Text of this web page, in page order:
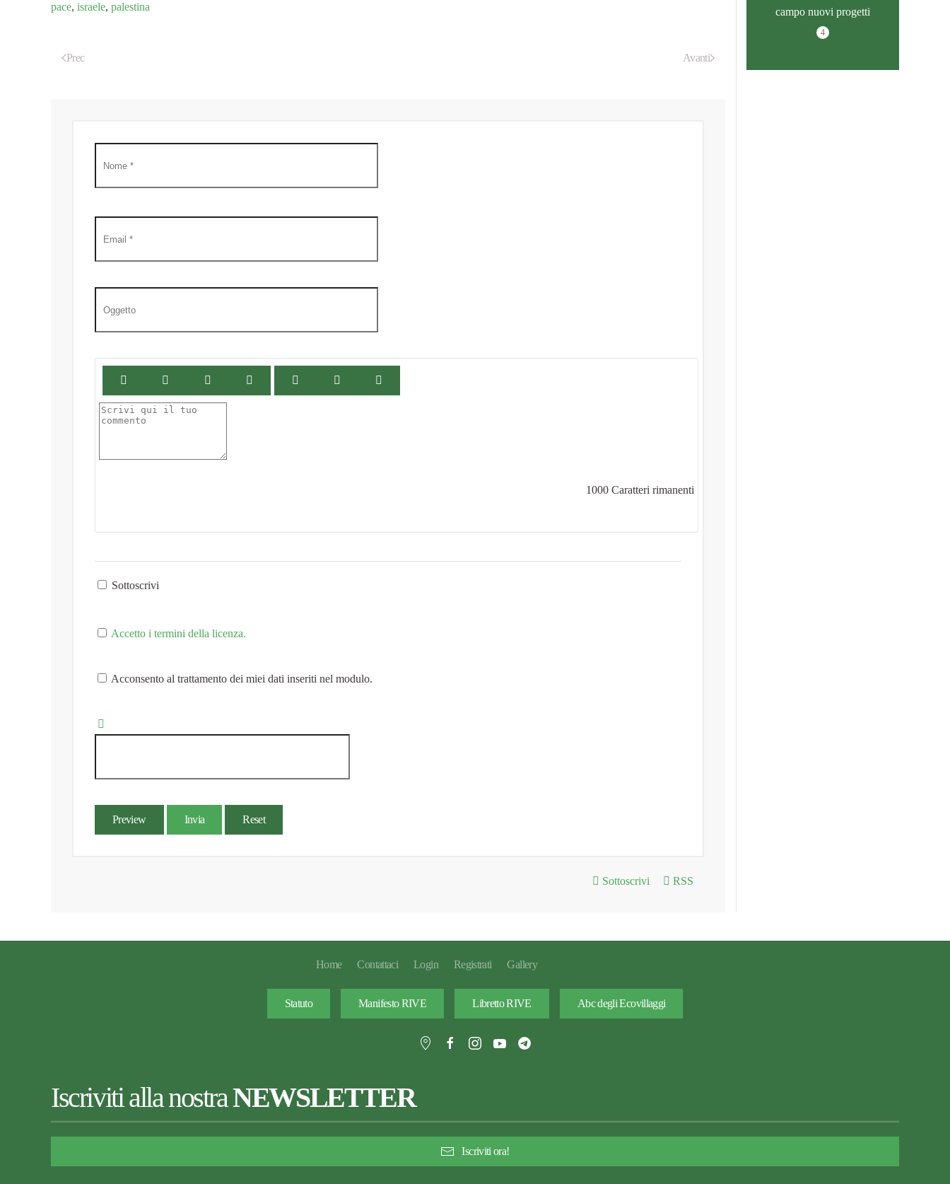
pace, israele, palestina
Prec Avanti
1000 Caratteri rimanenti
Sottoscrivi
Accetto i termini della licenza.
Acconsento al trattamento dei miei dati inseriti nel modulo.
Preview Invia Reset
Sottoscrivi RSS
campo nuovi progetti
4
Home Contattaci Login Registrati Gallery
Statuto Manifesto RIVE Libretto RIVE Abc degli Ecovillaggi
Iscriviti alla nostraNEWSLETTER
Iscriviti ora!